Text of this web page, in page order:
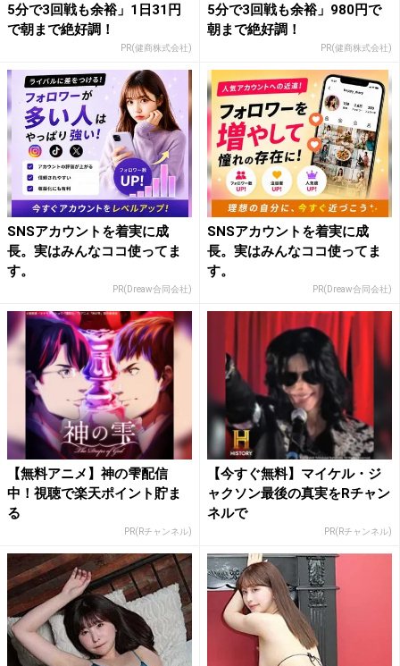
5分で3回戦も余裕」1日31円
で朝まで絶好調！
PR(健商株式会社)
5分で3回戦も余裕」980円で
朝まで絶好調！
PR(健商株式会社)
SNSアカウントを着実に成
長。実はみんなココ使ってま
す。
PR(Dreaw合同会社)
SNSアカウントを着実に成
長。実はみんなココ使ってま
す。
PR(Dreaw合同会社)
【無料アニメ】神の雫配信
中！視聴で楽天ポイント貯ま
る
PR(Rチャンネル)
【今すぐ無料】マイケル・ジ
ャクソン最後の真実をRチャン
ネルで
PR(Rチャンネル)